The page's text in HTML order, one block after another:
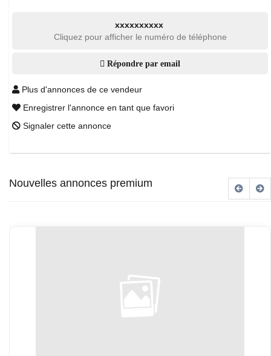
xxxxxxxxxx
Cliquez pour afficher le numéro de téléphone
Répondre par email
Plus d'annonces de ce vendeur
Enregistrer l'annonce en tant que favori
Signaler cette annonce
Nouvelles annonces premium